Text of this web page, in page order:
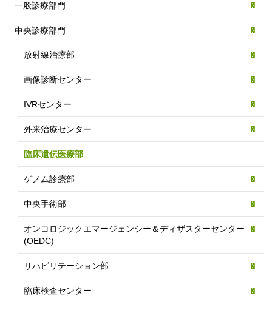
一般診療部門
中央診療部門
放射線治療部
画像診断センター
IVRセンター
外来治療センター
臨床遺伝医療部
ゲノム診療部
中央手術部
オンコロジックエマージェンシー＆ディザスターセンター
(OEDC)
リハビリテーション部
臨床検査センター